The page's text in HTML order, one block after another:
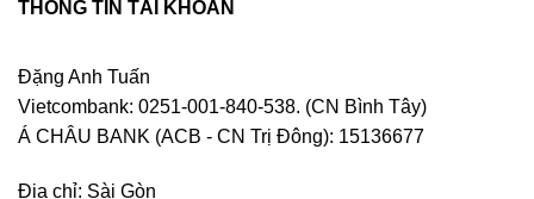
THÔNG TIN TÀI KHOẢN
Đặng Anh Tuấn
Vietcombank: 0251-001-840-538. (CN Bình Tây)
Á CHÂU BANK (ACB - CN Trị Đông): 15136677
Địa chỉ: Sài Gòn